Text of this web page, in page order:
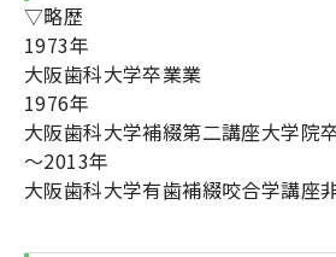
▽略歴
1973年
大阪歯科大学卒業業
1976年
大阪歯科大学補綴第二講座大学
～2013年
大阪歯科大学有歯補綴咬合学講座